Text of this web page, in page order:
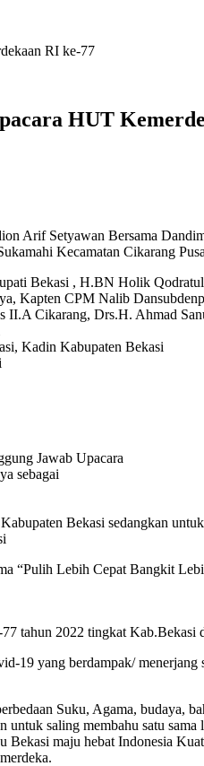
RI ke-77
HUT
Arif Setyawan Bersama
Kecamatan Cikarang
Bekasi , H.BN Holik
Kapten CPM Nalib
II.A Cikarang, Drs.H. Ahmad
Kadin Kabupaten Bekasi
Jawab Upacara
sebagai
Bekasi sedangkan
“Pulih Lebih Cepat Bangkit
tahun 2022 tingkat Kab.Bekasi
19 yang berdampak/
Suku, Agama, budaya,
saling membahu satu
Bekasi maju hebat Indonesia